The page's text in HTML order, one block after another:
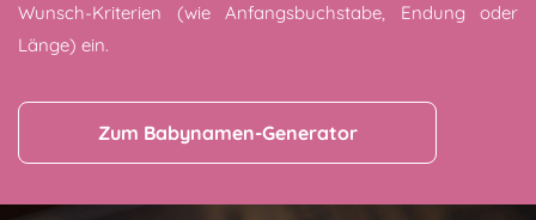
Wunsch-Kriterien (wie Anfangsbuchstabe, Endung oder
Länge) ein.
Zum Babynamen-Generator